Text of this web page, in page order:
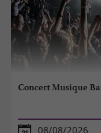
Concert Musique
08/08/2026